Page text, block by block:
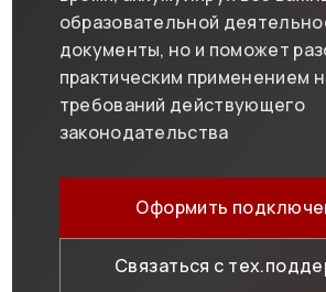
образовательной
документы, но и поможет
практическим применением
требований действующего
законодательства
Оформить
Связаться с